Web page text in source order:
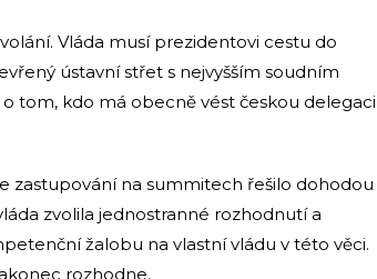
Vláda musí prezidentovi cestu do
ústavní střet s nejvyšším soudním
tom, kdo má obecně vést českou delegaci
zastupování na summitech řešilo dohodou
zvolila jednostranné rozhodnutí a
žalobu na vlastní vládu v této věci.
rozhodne.